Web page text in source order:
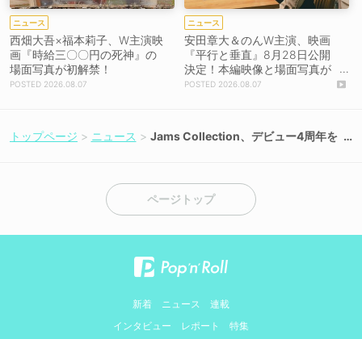
ニュース
西畑大吾×福本莉子、W主演映
画『時給三〇〇円の死神』の
場面写真が初解禁！
2026.08.07
ニュース
安田章大＆のんW主演、映画
『平行と垂直』8月28日公開
決定！本編映像と場面写真が
初解禁！2026.08.07
トップページ ニュース
Jams Collection、デビュー4周年を
ページトップ
新着 ニュース
連載
インタビュー
レポート 特集